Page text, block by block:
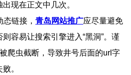
现在正文中几次。
链接， 青岛网站推广应尽量避免
容易让搜索引擎进入“黑洞”。谨
爬虫截断，导致井号后面的url字
。